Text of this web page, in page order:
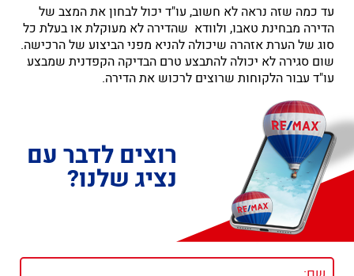
עד כמה שזה נראה לא חשוב, עו"ד יכול לבחון את המצב של
הדירה מבחינת טאבו, ולוודא שהדירה לא מעוקלת או בעלת כל
סוג של הערת אזהרה שיכולה להניא מפני הביצוע של הרכישה.
שום סגירה לא יכולה להתבצע טרם הבדיקה הקפדנית שמבצע
עו"ד עבור הלקוחות שרוצים לרכוש את הדירה.
רוצים לדבר עם
נציג שלנו?